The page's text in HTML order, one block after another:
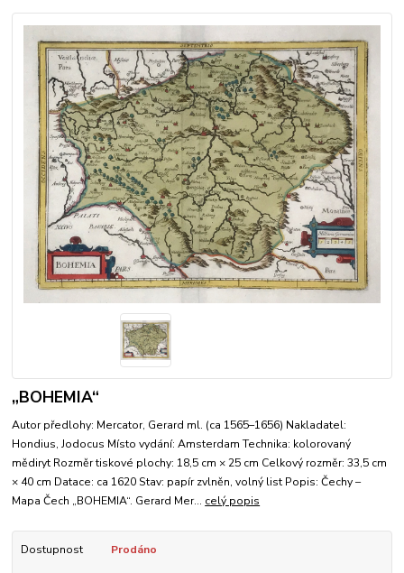
„BOHEMIA“
Autor předlohy: Mercator, Gerard ml. (ca 1565–1656) Nakladatel:
Hondius, Jodocus Místo vydání: Amsterdam Technika: kolorovaný
mědiryt Rozměr tiskové plochy: 18,5 cm × 25 cm Celkový rozměr: 33,5 cm
× 40 cm Datace: ca 1620 Stav: papír zvlněn, volný list Popis: Čechy –
Mapa Čech „BOHEMIA“. Gerard Mer... celý popis
Dostupnost Prodáno